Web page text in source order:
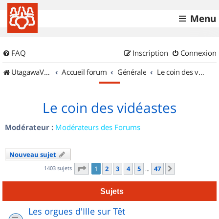
Menu
FAQ Connexion
Inscription
UtagawaVTT (Randos VTT et VTTAE avec traces GPS)
Accueil forum Générale Le coin des vidéastes
Le coin des vidéastes
Modérateur : Modérateurs des Forums
Nouveau sujet
1403 sujets Page 1sur
1 2 3 4 5 … 47
Sujets
Les orgues d'Ille sur Têt